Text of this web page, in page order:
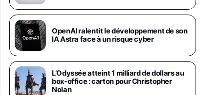
1019€
Galaxy S26 Ultra 512 Go Bleu
1019€1399€Fnac (Vendeur Tiers)
Galaxy S26 Ultra 256 Go Violet
892€1199€Fnac (Vendeur Tiers)
OpenAI ralentit le développement de son
IA Astra face à un risque cyber
L’Odyssée atteint 1 milliard de dollars au
box-office : carton pour Christopher
Nolan